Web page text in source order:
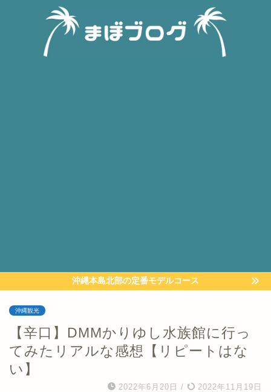
沖縄本島北部の定番モデルコース
沖縄観光
【辛口】DMMかりゆし水族館に行っ
てみたリアルな感想【リピートはな
い】
2022年6月20日 / 2022年11月19日